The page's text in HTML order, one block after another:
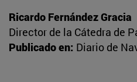
Ricardo Fernández Gracia
Director de la Cátedra de
Publicado en: Diario de